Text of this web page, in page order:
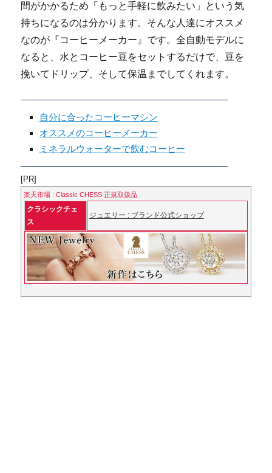
間がかかるため「もっと手軽に飲みたい」という気
持ちになるのは分かります。そんな人達にオススメ
なのが『コーヒーメーカー』です。全自動モデルに
なると、水とコーヒー豆をセットするだけで、豆を
挽いてドリップ、そして保温までしてくれます。
自分に合ったコーヒーマシン
オススメのコーヒーメーカー
ミネラルウォーターで飲むコーヒー
[PR]
楽天市場 : Classic CHESS 正規取扱品
クラシックチェ
ス
ジュエリー : ブランド公式ショップ